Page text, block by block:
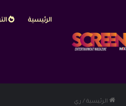
الرئيسية
الرئيسية / ري